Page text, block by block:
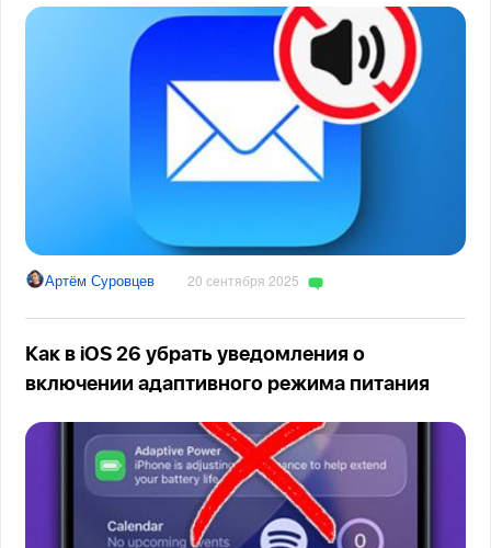
Артём Суровцев 20 сентября 2025
Как в iOS 26 убрать уведомления о
включении адаптивного режима питания